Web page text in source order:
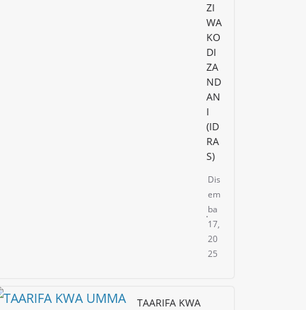
ZI
WA
KO
DI
ZA
ND
AN
I
(ID
RA
S)
Dis
em
ba
17,
20
25
TAARIFA KWA